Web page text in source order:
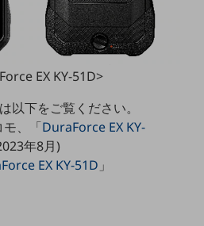
EX KY-51D>
以下をご覧ください。
モ、「DuraForce EX KY-
年8月)
EX KY-51D 」